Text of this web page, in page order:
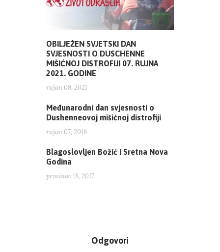
OBILJEŽEN SVJETSKI DAN
SVJESNOSTI O DUSCHENNE
MIŠIĆNOJ DISTROFIJI 07. RUJNA
2021. GODINE
rujan 09, 2021
Međunarodni dan svjesnosti o
Dushenneovoj mišićnoj distrofiji
rujan 07, 2018
Blagoslovljen Božić i Sretna Nova
Godina
prosinac 18, 2017
Odgovori